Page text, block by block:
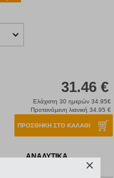
31.46 €
Ελάχιστη 30 ημερών 34.95€
Προτεινόμενη λιανική 34.95 €
ΠΡΟΣΘΗΚΗ ΣΤΟ ΚΑΛΑΘΙ
ΑΝΑΛΥΤΙΚΑ